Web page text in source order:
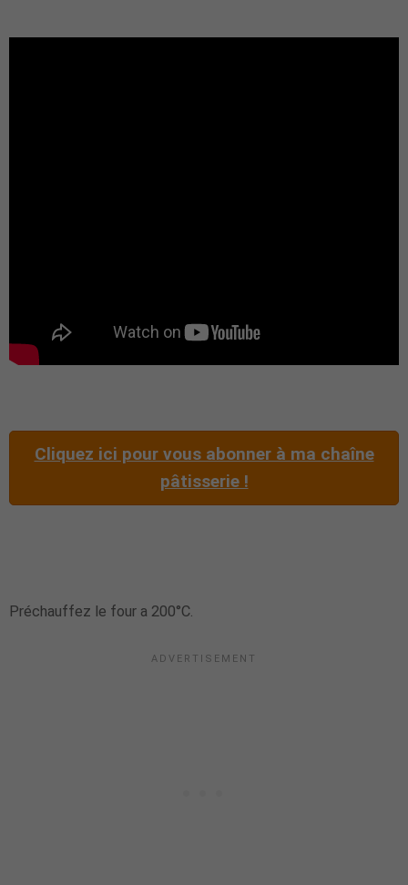
Cliquez ici pour vous abonner à ma chaîne
pâtisserie !
Préchauffez le four a 200°C.